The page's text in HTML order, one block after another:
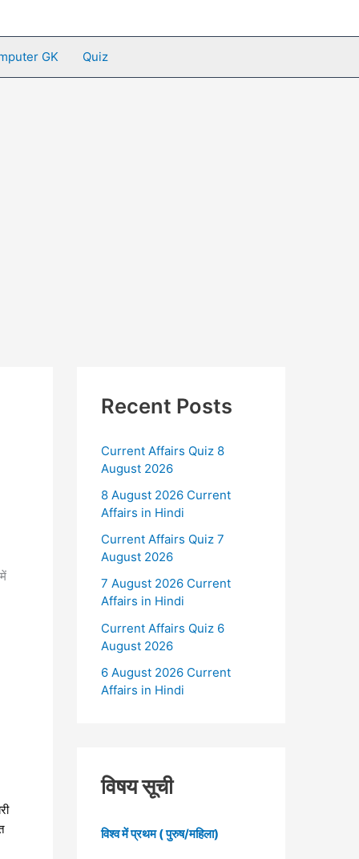
GK Quiz
Recent Posts
Current Affairs Quiz 8
August 2026
8 August 2026 Current
Affairs in Hindi
Current Affairs Quiz 7
August 2026
7 August 2026 Current
Affairs in Hindi
Current Affairs Quiz 6
August 2026
6 August 2026 Current
Affairs in Hindi
विषय सूची
विश्व में प्रथम ( पुरुष/महिला)